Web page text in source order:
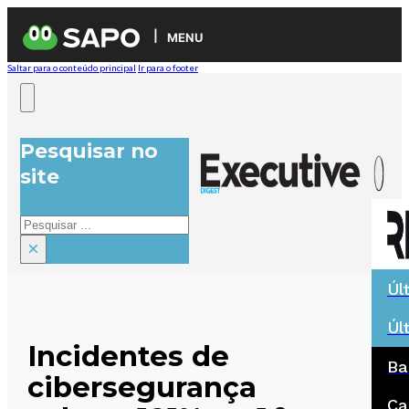
MENU
Saltar para o conteúdo principal Ir para o footer
Pesquisar no
site
Pesquisar
×
Incidentes de
cibersegurança